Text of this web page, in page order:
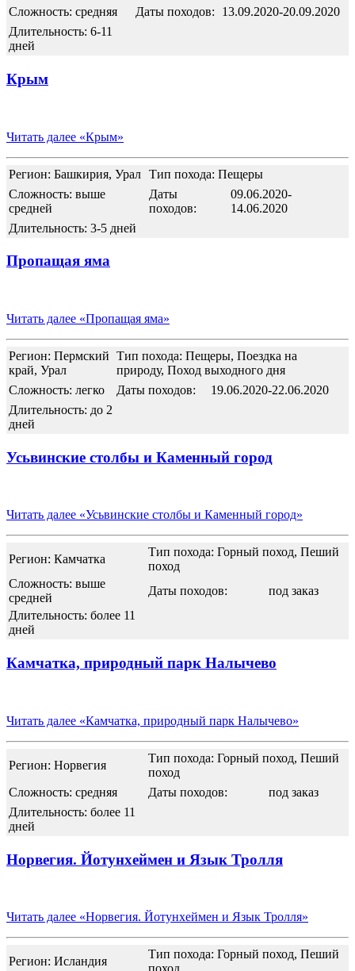
Сложность: средняя
Даты походов:
13.09.2020-20.09.2020
Длительность: 6-11
дней
Крым
Читать далее «Крым»
Регион: Башкирия, Урал Тип похода: Пещеры
Сложность: выше
средней
Даты
походов:
09.06.2020-
14.06.2020
Длительность: 3-5 дней
Пропащая яма
Читать далее «Пропащая яма»
Регион: Пермский
край, Урал
Тип похода: Пещеры, Поездка на
природу, Поход выходного дня
Сложность: легко
Даты походов:
19.06.2020-22.06.2020
Длительность: до 2
дней
Усьвинские столбы и Каменный город
Читать далее «Усьвинские столбы и Каменный город»
Регион: Камчатка
Тип похода: Горный поход, Пеший
поход
Сложность: выше
средней
Даты походов:
под заказ
Длительность: более 11
дней
Камчатка, природный парк Налычево
Читать далее «Камчатка, природный парк Налычево»
Регион: Норвегия
Тип похода: Горный поход, Пеший
поход
Сложность: средняя
Даты походов:
под заказ
Длительность: более 11
дней
Норвегия. Йотунхеймен и Язык Тролля
Читать далее «Норвегия. Йотунхеймен и Язык Тролля»
Регион: Исландия
Тип похода: Горный поход, Пеший